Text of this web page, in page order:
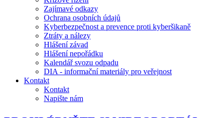
Zajímavé odkazy
Ochrana osobních údajů
Kyberbezpečnost a prevence proti kyberšikaně
Ztráty a nálezy
Hlášení závad
Hlášení nepořádku
Kalendář svozu odpadu
DIA - informační materiály pro veřejnost
Kontakt
Kontakt
Napište nám